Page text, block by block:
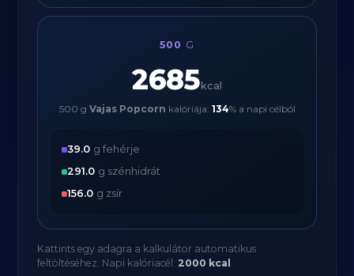
500 G
2685 kcal
500 g Vajas Popcorn kalóriája: 134% a napi célból
39.0 g fehérje
291.0 g szénhidrát
156.0 g zsír
Kattints egy adagra a kalkulátor automatikus
feltöltéséhez. Napi kalóriacél: 2000 kcal .